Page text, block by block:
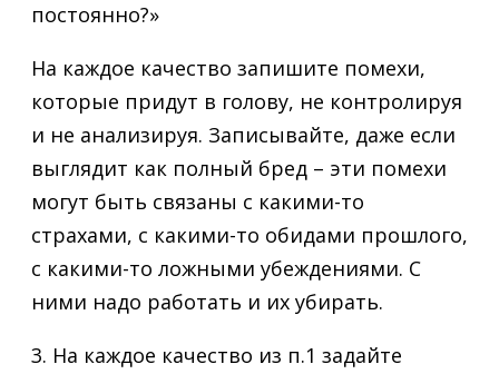
постоянно?»
На каждое качество запишите помехи,
которые придут в голову, не контролируя
и не анализируя. Записывайте, даже если
выглядит как полный бред – эти помехи
могут быть связаны с какими-то
страхами, с какими-то обидами прошлого,
с какими-то ложными убеждениями. С
ними надо работать и их убирать.
3. На каждое качество из п.1 задайте